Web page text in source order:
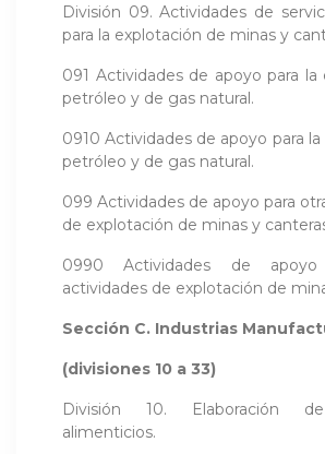
División 09. Actividades de
para la explotación de minas y
091 Actividades de apoyo para la
petróleo y de gas natural.
0910 Actividades de apoyo para
petróleo y de gas natural.
099 Actividades de apoyo para
de explotación de minas y
0990 Actividades de
actividades de explotación de
Sección C. Industrias
(divisiones 10 a 33)
División 10. Elaboración
alimenticios.